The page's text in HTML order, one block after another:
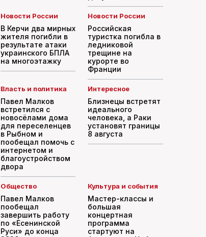
Новости России
В Керчи два мирных
жителя погибли в
результате атаки
украинского БПЛА
на многоэтажку
Новости России
Российская
туристка погибла в
ледниковой
трещине на
курорте во
Франции
Власть и политика
Павел Малков
встретился с
новосёлами дома
для переселенцев
в Рыбном и
пообещал помочь с
интернетом и
благоустройством
двора
Интересное
Близнецы встретят
идеального
человека, а Раки
установят границы
8 августа
Общество
Павел Малков
пообещал
завершить работу
по «Есенинской
Руси» до конца
Культура и события
Мастер-классы и
большая
концертная
программа
стартуют на